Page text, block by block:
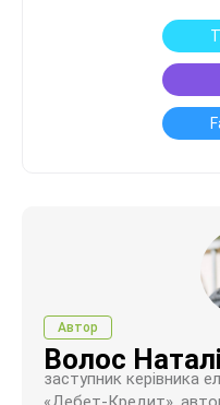
Автор
Волос
заступник керівника